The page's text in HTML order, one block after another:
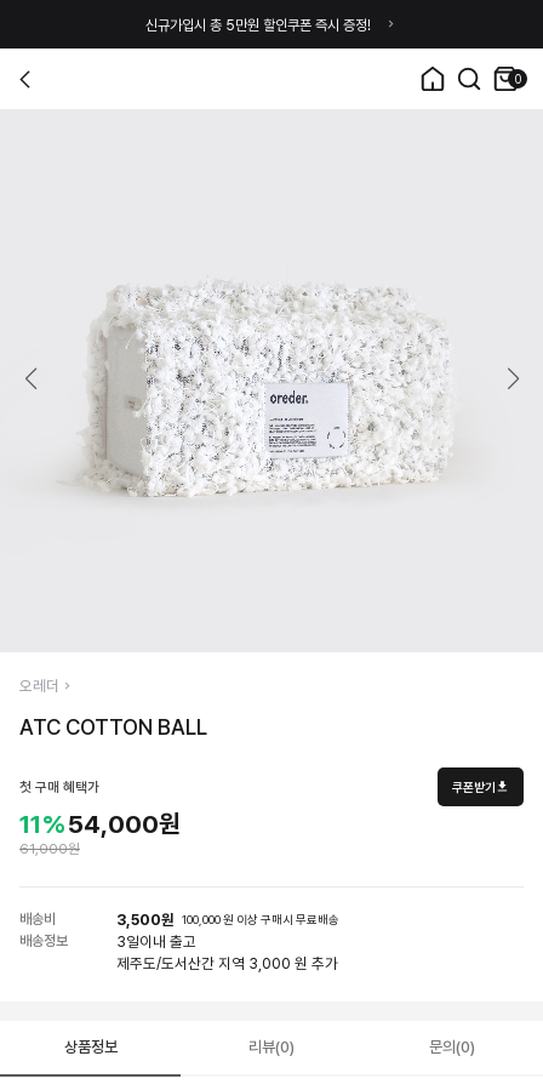
신규가입시 총 5만원 할인쿠폰 즉시 증정!
0
오레더
ATC COTTON BALL
첫 구매 혜택가 쿠폰받기
11%54,000원
61,000원
배송비 3,500원 100,000 원 이상 구매시 무료배송
배송정보 3일이내 출고
제주도/도서산간 지역 3,000 원 추가
상품정보 리뷰(0) 문의(0)